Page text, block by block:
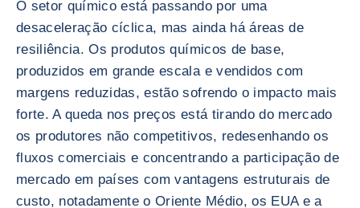
O setor químico está passando por uma
desaceleração cíclica, mas ainda há áreas de
resiliência. Os produtos químicos de base,
produzidos em grande escala e vendidos com
margens reduzidas, estão sofrendo o impacto mais
forte. A queda nos preços está tirando do mercado
os produtores não competitivos, redesenhando os
fluxos comerciais e concentrando a participação de
mercado em países com vantagens estruturais de
custo, notadamente o Oriente Médio, os EUA e a